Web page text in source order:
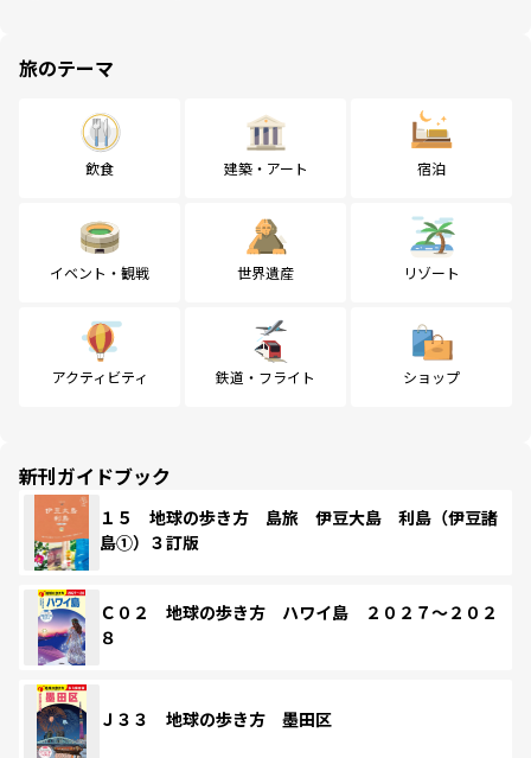
旅のテーマ
飲食 建築・アート 宿泊
イベント・観戦 世界遺産 リゾート
アクティビティ 鉄道・フライト ショップ
新刊ガイドブック
１５ 地球の歩き方 島旅 伊豆大島 利島（伊豆諸
島①）３訂版
Ｃ０２ 地球の歩き方 ハワイ島 ２０２７～２０２
８
Ｊ３３ 地球の歩き方 墨田区